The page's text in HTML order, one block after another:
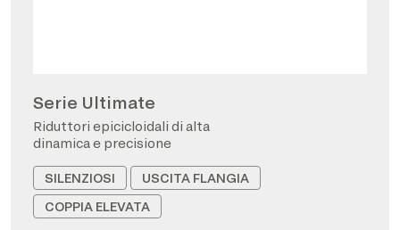
Serie Ultimate
Riduttori epicicloidali di alta
dinamica e precisione
SILENZIOSI
USCITA FLANGIA
COPPIA ELEVATA